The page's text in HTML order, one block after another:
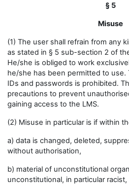
§ 5
Misuse
(1) The user shall refrain from any
as stated in § 5 sub-section 2 of
He/she is obliged to work
he/she has been permitted to use.
IDs and passwords is prohibited.
precautions to prevent
gaining access to the LMS.
(2) Misuse in particular is if within
a) data is changed, deleted,
without authorisation,
b) material of unconstitutional
unconstitutional, in particular